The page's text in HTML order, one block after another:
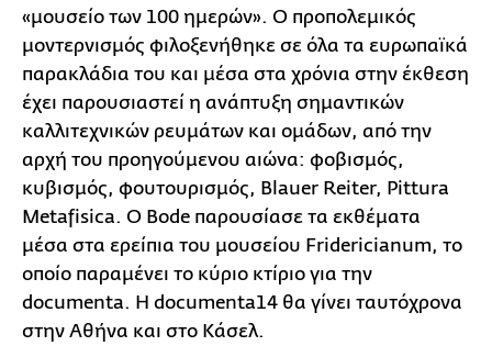
«μουσείο των 100 ημερών». Ο προπολεμικός
μοντερνισμός φιλοξενήθηκε σε όλα τα ευρωπαϊκά
παρακλάδια του και μέσα στα χρόνια στην έκθεση
έχει παρουσιαστεί η ανάπτυξη σημαντικών
καλλιτεχνικών ρευμάτων και ομάδων, από την
αρχή του προηγούμενου αιώνα: φοβισμός,
κυβισμός, φουτουρισμός, Blauer Reiter, Pittura
Metafisica. Ο Bode παρουσίασε τα εκθέματα
μέσα στα ερείπια του μουσείου Fridericianum, το
οποίο παραμένει το κύριο κτίριο για την
documenta. Η documenta14 θα γίνει ταυτόχρονα
στην Αθήνα και στο Κάσελ.